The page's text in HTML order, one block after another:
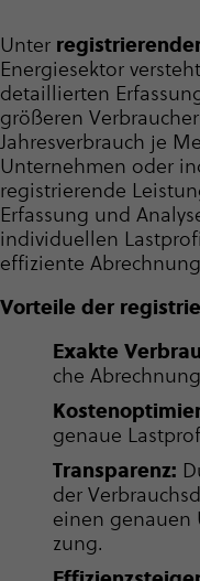
Unter
Energiesektor
detaillierten
größeren
Jahres­ver­brauch je
Unternehmen oder
registrierende
Erfassung und
individuellen
effiziente
Vorteile der
Exakte
che
genaue
Trans­pa­renz:
der
einen
zung.